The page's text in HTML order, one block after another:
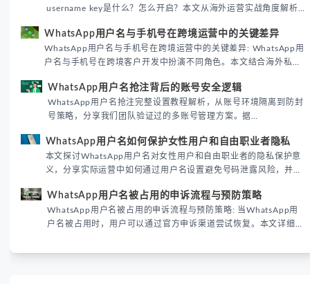
username key是什么？怎么开启？本文从海外运营实战角度解析
境团队高效触达目标客户。
WhatsApp用户名与手机号在跨境运营中的关键差异
WhatsApp用户名与手机号在跨境运营中的关键差异: WhatsApp用
户名与手机号在跨境客户开发中扮演不同角色。本文结合海外私域
际差异，帮助团队优化WhatsApp营销策略。
WhatsApp用户名抢注背后的账号安全逻辑
WhatsApp用户名抢注完整设置教程解析，从账号环境隔离到防封
号策略，分享我们团队验证过的多账号管理方案。据
性直接影响转化率。
WhatsApp用户名如何保护女性用户和自由职业者隐私
本文探讨WhatsApp用户名对女性用户和自由职业者的隐私保护意
义，分享实际运营中如何通过用户名设置避免号码泄露风险，并提
已成为全球数字沟通的首要考量。
WhatsApp用户名被占用的申诉流程与预防策略
WhatsApp用户名被占用的申诉流程与预防策略: 当WhatsApp用
户名被占用时，用户可以通过官方申诉渠道尝试恢复。本文详细解
账号安全。